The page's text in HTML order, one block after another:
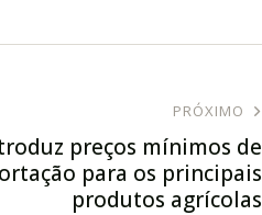
PRÓXIMO
preços mínimos de
para os principais
produtos agrícolas